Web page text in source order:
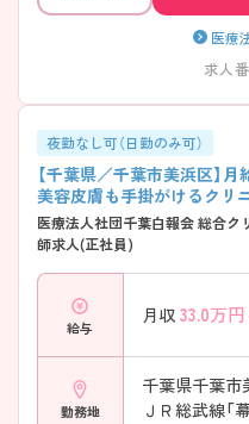
医療
求人
夜勤なし可（日勤のみ可）
【千葉県／千葉市美浜区】月
美容皮膚も手掛がけるクリ
医療法人社団千葉白報会 総合
師求人(正社員)
給与
月収 33.0万円
勤務地
千葉県千葉市
ＪＲ総武線「